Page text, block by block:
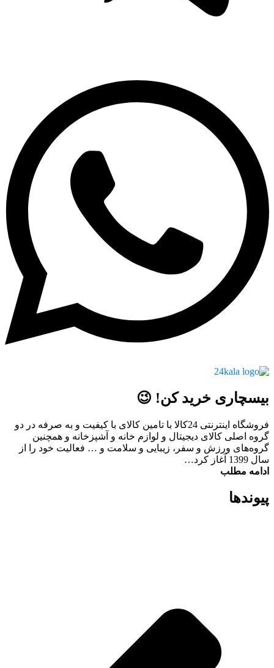
بیسچاری خرید کن! 😉
فروشگاه اینترنتی 24کالا با تامین کالای با کیفیت و به صرفه در دو
گروه اصلی کالای دیجیتال و لوازم خانه و آشپزخانه و همچنین
گروه‌های ورزش و سفر، زیبایی و سلامت و … فعالیت خود را از
سال 1399 آغاز کرد…
ادامه مطلب
پیوند‌ها